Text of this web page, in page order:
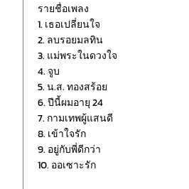
รายชื่อเพลง
1. เธอเปลี่ยนใจ
2. ลบรอยมลทิน
3. แม่พระในดวงใจ
4. จูบ
5. น.ส. ทองสร้อย
6. ปีนี้ผมอายุ 24
7. กามเทพผู้แสนดี
8. เข้าใจรัก
9. อยู่กับพี่ดีกว่า
10. ออเซาะรัก